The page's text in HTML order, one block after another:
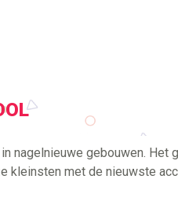
nagelnieuwe gebouwen. Het
kleinsten met de nieuwste